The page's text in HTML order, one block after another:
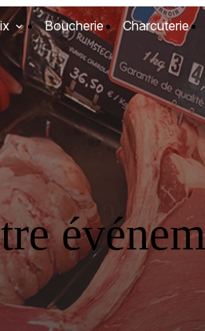
Boucherie Charcuterie